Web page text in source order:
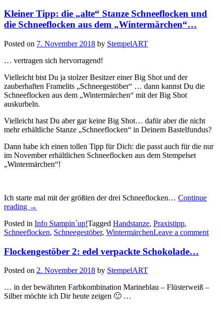
Kleiner Tipp: die „alte“ Stanze Schneeflocken und
die Schneeflocken aus dem „Wintermärchen“…
Posted on 7. November 2018 by StempelART
… vertragen sich hervorragend!
Vielleicht bist Du ja stolzer Besitzer einer Big Shot und der
zauberhaften Framelits „Schneegestöber“ … dann kannst Du die
Schneeflocken aus dem „Wintermärchen“ mit der Big Shot
auskurbeln.
Vielleicht hast Du aber gar keine Big Shot… dafür aber die nicht
mehr erhältliche Stanze „Schneeflocken“ in Deinem Bastelfundus?
Dann habe ich einen tollen Tipp für Dich: die passt auch für die nur
im November erhältlichen Schneeflocken aus dem Stempelset
„Wintermärchen“!
Ich starte mal mit der größten der drei Schneeflocken… Continue
reading „Kleiner
die
„alte“
Schneeflocken
und
die
aus
dem
→
Posted in Info Stampin´up!Tagged Handstanze, Praxistipp,
Schneeflocken, Schneegestöber, WintermärchenLeave a comment
Flockengestöber 2: edel verpackte Schokolade…
Posted on 2. November 2018 by StempelART
… in der bewährten Farbkombination Marineblau – Flüsterweiß –
Silber möchte ich Dir heute zeigen 🙂 …